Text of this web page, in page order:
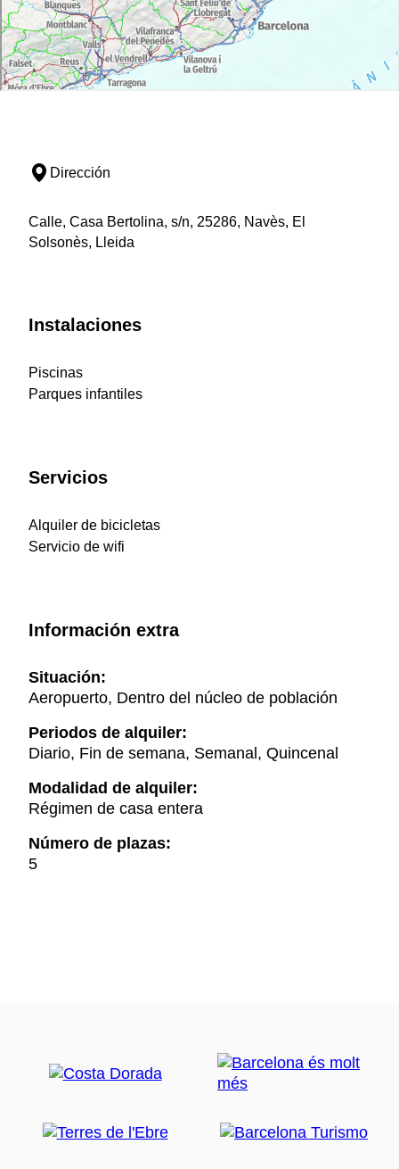
Dirección
Calle, Casa Bertolina, s/n, 25286, Navès, El
Solsonès, Lleida
Instalaciones
Piscinas
Parques infantiles
Servicios
Alquiler de bicicletas
Servicio de wifi
Información extra
Situación:
Aeropuerto, Dentro del núcleo de población
Periodos de alquiler:
Diario, Fin de semana, Semanal, Quincenal
Modalidad de alquiler:
Régimen de casa entera
Número de plazas:
5